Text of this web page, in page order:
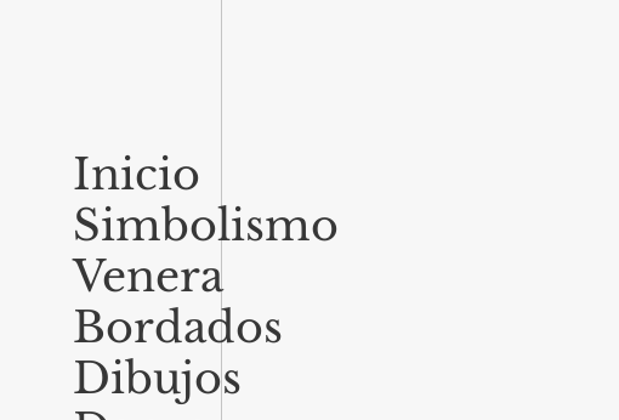
Inicio
Simbolismo
Venera
Bordados
Dibujos